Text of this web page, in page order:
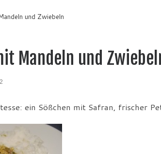
und Zwiebeln
Mandeln und
ein Sößchen mit Safran, frischer